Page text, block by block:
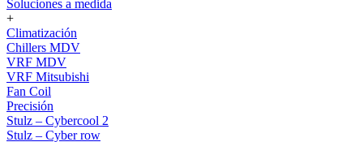
Soluciones a medida
+
Climatización
Chillers MDV
VRF MDV
VRF Mitsubishi
Fan Coil
Precisión
Stulz – Cybercool 2
Stulz – Cyber row